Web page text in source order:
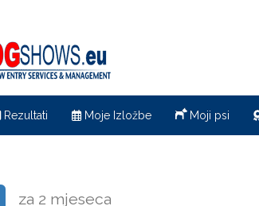
Rezultati Moje Izložbe Moji psi
za 2 mjeseca